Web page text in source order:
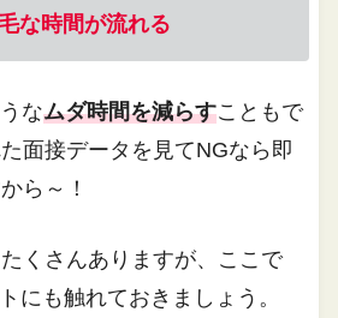
な時間が流れる
なムダ時間を減らすこともで
面接データを見てNGなら即
ら～！
くさんありますが、ここで
にも触れておきましょう。